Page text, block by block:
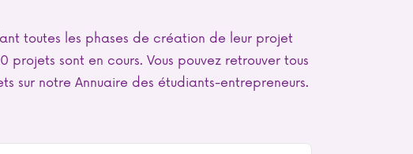
toutes les phases de création de leur projet
sont en cours. Vous pouvez retrouver tous
sur notre Annuaire des étudiants-entrepreneurs.